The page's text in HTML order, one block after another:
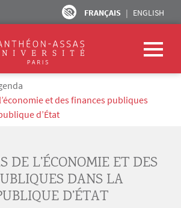
FRANÇAIS ENGLISH
et des finances publiques
d’État
DE L’ÉCONOMIE ET DES
DANS LA
D’ÉTAT